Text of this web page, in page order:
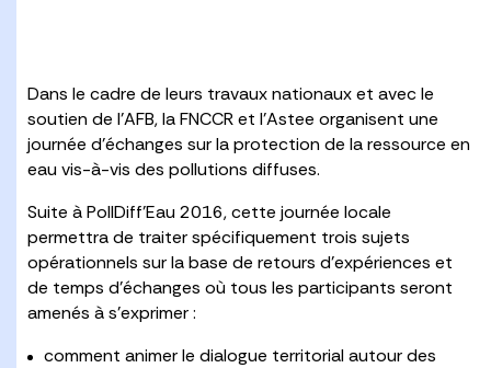
Dans le cadre de leurs travaux nationaux et avec le
soutien de l’AFB, la FNCCR et l’Astee organisent une
journée d’échanges sur la protection de la ressource en
eau vis-à-vis des pollutions diffuses.
Suite à PollDiff’Eau 2016, cette journée locale
permettra de traiter spécifiquement trois sujets
opérationnels sur la base de retours d’expériences et
de temps d’échanges où tous les participants seront
amenés à s’exprimer :
comment animer le dialogue territorial autour des